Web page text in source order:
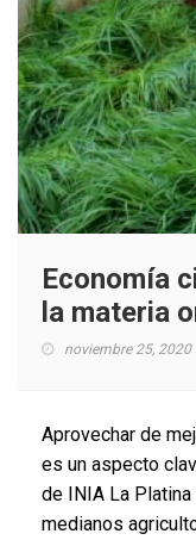
Economía
la materia
noviembre 25, 2020
Aprovechar de
es un aspecto
de INIA La
medianos